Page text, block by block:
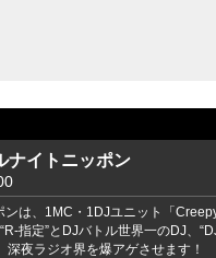
ナイトニッポン
ンは、1MC・1DJユニット「
指定”とDJバトル世界一のDJ、
夜ラジオ界を爆アゲさせます！